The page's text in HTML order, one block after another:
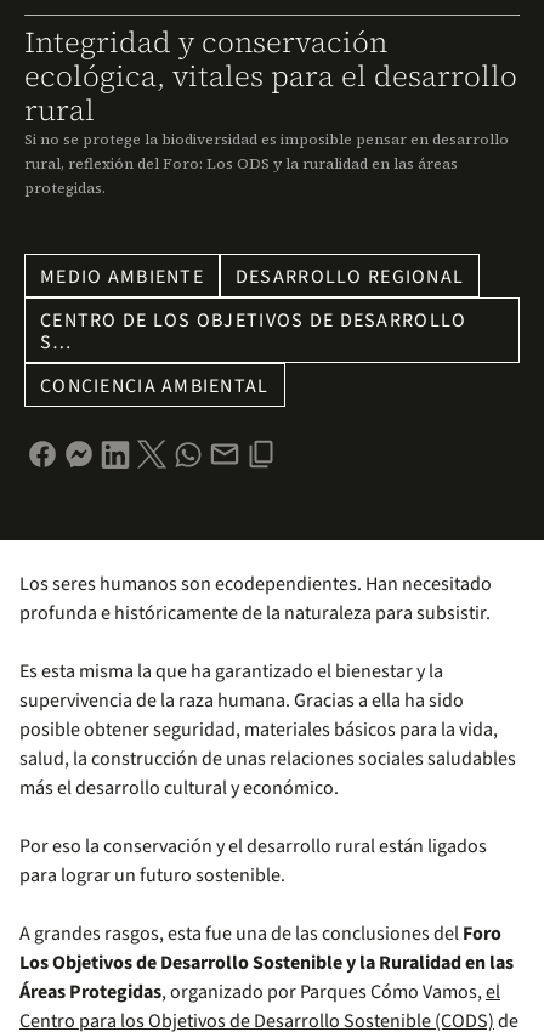
Integridad y conservación
ecológica, vitales para el desarrollo
rural
Si no se protege la biodiversidad es imposible pensar en desarrollo
rural, reflexión del Foro: Los ODS y la ruralidad en las áreas
protegidas.
MEDIO AMBIENTE
DESARROLLO REGIONAL
CENTRO DE LOS OBJETIVOS DE DESARROLLO
S…
CONCIENCIA AMBIENTAL
Los seres humanos son ecodependientes. Han necesitado
profunda e históricamente de la naturaleza para subsistir.
Es esta misma la que ha garantizado el bienestar y la
supervivencia de la raza humana. Gracias a ella ha sido
posible obtener seguridad, materiales básicos para la vida,
salud, la construcción de unas relaciones sociales saludables
más el desarrollo cultural y económico.
Por eso la conservación y el desarrollo rural están ligados
para lograr un futuro sostenible.
A grandes rasgos, esta fue una de las conclusiones delForo
Los Objetivos de Desarrollo Sostenible y la Ruralidad en las
Áreas Protegidas, organizado por Parques Cómo Vamos,el
Centro para los Objetivos de Desarrollo Sostenible (CODS)de